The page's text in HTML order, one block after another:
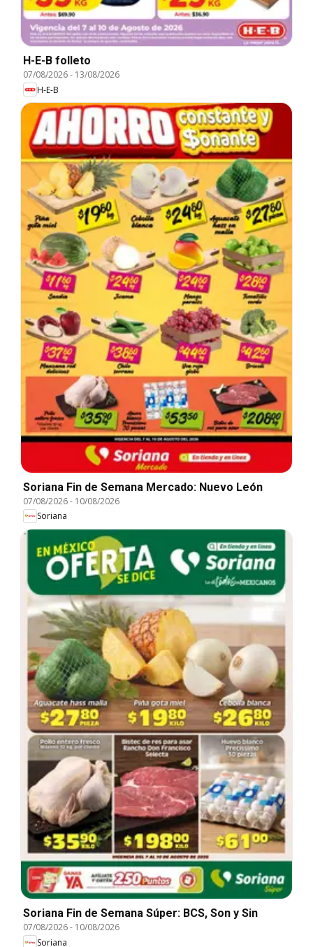
H-E-B folleto
07/08/2026- 13/08/2026
H-E-B
Soriana Fin de Semana Mercado: Nuevo León
07/08/2026- 10/08/2026
Soriana
Soriana Fin de Semana Súper: BCS, Son y Sin
07/08/2026- 10/08/2026
Soriana